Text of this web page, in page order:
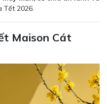
Tết 2026.
Maison Cát